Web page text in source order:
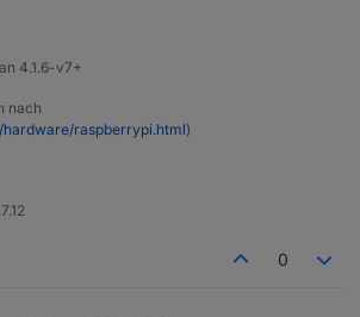
4.1.6-v7+
nach
raspberrypi.html)
0